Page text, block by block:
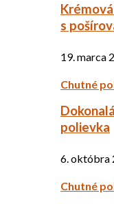
s
19. marca
Chutné
polievka
6. októbra
Chutné